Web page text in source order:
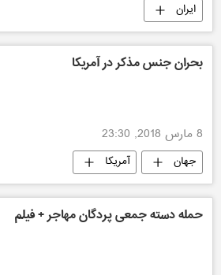
ایران
بحران جنس مذکر در آمریکا
8 مارس 2018, 23:30
جهان آمریکا
حمله دسته جمعی پردگان مهاجر + فیلم